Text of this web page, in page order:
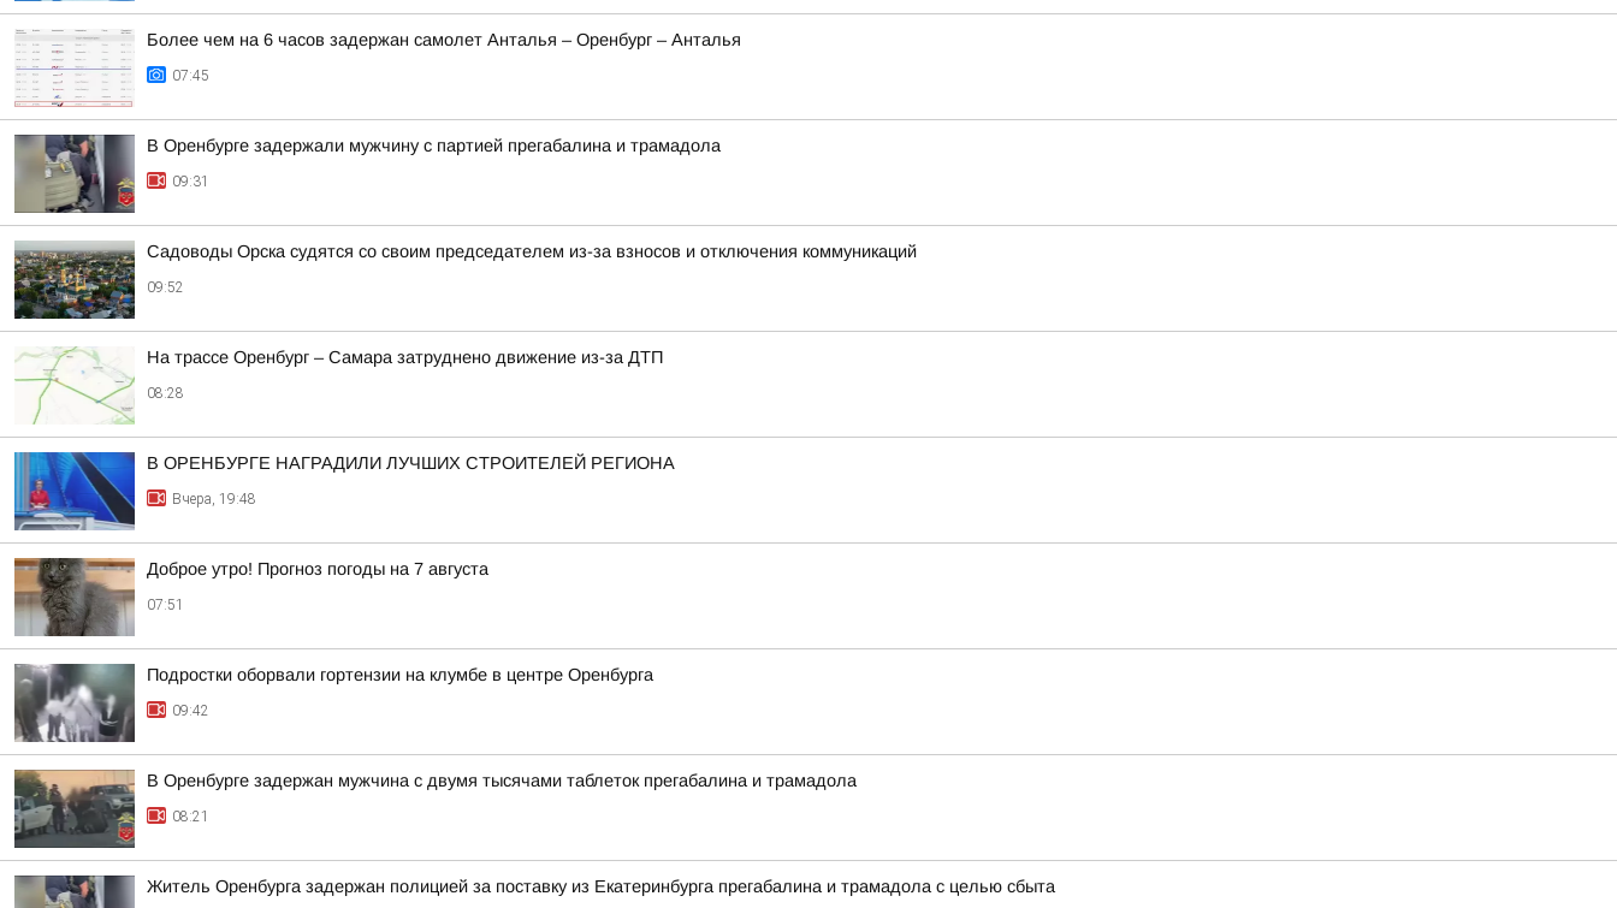
Более чем на 6 часов задержан самолет Анталья – Оренбург – Анталья
07:45
В Оренбурге задержали мужчину с партией прегабалина и трамадола
09:31
Садоводы Орска судятся со своим председателем из-за взносов и отключения коммуникаций
09:52
На трассе Оренбург – Самара затруднено движение из-за ДТП
08:28
В ОРЕНБУРГЕ НАГРАДИЛИ ЛУЧШИХ СТРОИТЕЛЕЙ РЕГИОНА
Вчера, 19:48
Доброе утро! Прогноз погоды на 7 августа
07:51
Подростки оборвали гортензии на клумбе в центре Оренбурга
09:42
В Оренбурге задержан мужчина с двумя тысячами таблеток прегабалина и трамадола
08:21
Житель Оренбурга задержан полицией за поставку из Екатеринбурга прегабалина и трамадола с целью сбыта